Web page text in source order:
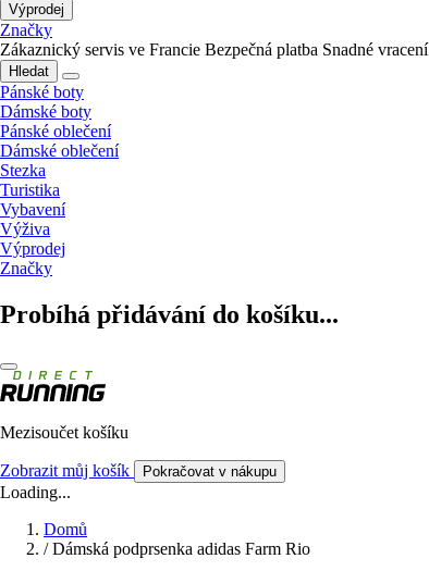
Výprodej
Značky
Zákaznický servis ve Francie Bezpečná platba Snadné vracení
Hledat
Pánské boty
Dámské boty
Pánské oblečení
Dámské oblečení
Stezka
Turistika
Vybavení
Výživa
Výprodej
Značky
Probíhá přidávání do košíku...
Mezisoučet košíku
Zobrazit můj košík Pokračovat v nákupu
Loading...
Domů
/ Dámská podprsenka adidas Farm Rio